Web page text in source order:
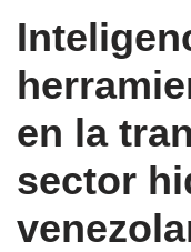
en la
sector